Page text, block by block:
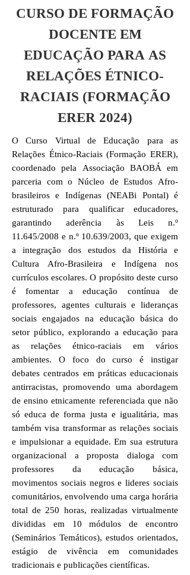
CURSO DE FORMAÇÃO
DOCENTE EM
EDUCAÇÃO PARA AS
RELAÇÕES ÉTNICO-
RACIAIS (FORMAÇÃO
ERER 2024)
O Curso Virtual de Educação para as
Relações Étnico-Raciais (Formação ERER),
coordenado pela Associação BAOBÁ em
parceria com o Núcleo de Estudos Afro-
brasileiros e Indígenas (NEABi Pontal) é
estruturado para qualificar educadores,
garantindo aderência às Leis n.º
11.645/2008 e n.º 10.639/2003, que exigem
a integração dos estudos da História e
Cultura Afro-Brasileira e Indígena nos
currículos escolares. O propósito deste curso
é fomentar a educação contínua de
professores, agentes culturais e lideranças
sociais engajados na educação básica do
setor público, explorando a educação para
as relações étnico-raciais em vários
ambientes. O foco do curso é instigar
debates centrados em práticas educacionais
antirracistas, promovendo uma abordagem
de ensino etnicamente referenciada que não
só educa de forma justa e igualitária, mas
também visa transformar as relações sociais
e impulsionar a equidade. Em sua estrutura
organizacional a proposta dialoga com
professores da educação básica,
movimentos sociais negros e lideres sociais
comunitários, envolvendo uma carga horária
total de 250 horas, realizadas virtualmente
divididas em 10 módulos de encontro
(Seminários Temáticos), estudos orientados,
estágio de vivência em comunidades
tradicionais e publicações científicas.